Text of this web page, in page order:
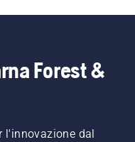
Forest &
l'innovazione dal